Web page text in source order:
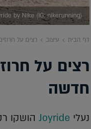
by Nike (IG: nikerunning)
דף הבית עיצוב רצים על
רצים על
חדשה
נעלי Joyride הושקו